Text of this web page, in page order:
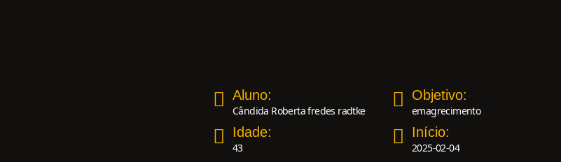
Aluno:
Cândida Roberta fredes radtke
Idade:
43
Objetivo:
emagrecimento
Início:
2025-02-04